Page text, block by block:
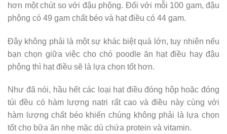
hơn một chút so với đậu phộng. Đối với mỗi 100 gam, đậu
phộng có 49 gam chất béo và hạt điều có 44 gam.
Đây không phải là một sự khác biệt quá lớn, tuy nhiên nếu
bạn chọn giữa việc cho chó poodle ăn hạt điều hay đậu
phộng thì hạt điều sẽ là lựa chọn tốt hơn.
Như đã nói, hầu hết các loại hạt điều đóng hộp hoặc đóng
túi đều có hàm lượng natri rất cao và điều này cùng với
hàm lượng chất béo khiến chúng không phải là lựa chọn
tốt cho bữa ăn nhẹ mặc dù chứa protein và vitamin.